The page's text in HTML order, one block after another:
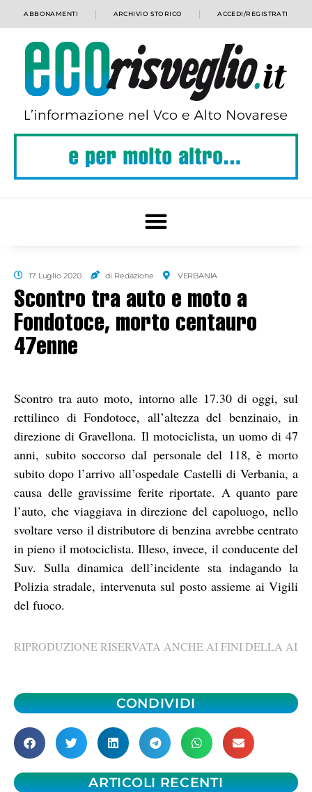
ABBONAMENTI ARCHIVIO STORICO ACCEDI/REGISTRATI
17 Luglio 2020 di Redazione VERBANIA
Scontro tra auto e moto a
Fondotoce, morto centauro
47enne
Scontro tra auto moto, intorno alle 17.30 di oggi, sul
rettilineo di Fondotoce, all’altezza del benzinaio, in
direzione di Gravellona. Il motociclista, un uomo di 47
anni, subito soccorso dal personale del 118, è morto
subito dopo l’arrivo all’ospedale Castelli di Verbania, a
causa delle gravissime ferite riportate. A quanto pare
l’auto, che viaggiava in direzione del capoluogo, nello
svoltare verso il distributore di benzina avrebbe centrato
in pieno il motociclista. Illeso, invece, il conducente del
Suv. Sulla dinamica dell’incidente sta indagando la
Polizia stradale, intervenuta sul posto assieme ai Vigili
del fuoco.
RIPRODUZIONE RISERVATA ANCHE AI FINI DELLA AI
CONDIVIDI
ARTICOLI RECENTI